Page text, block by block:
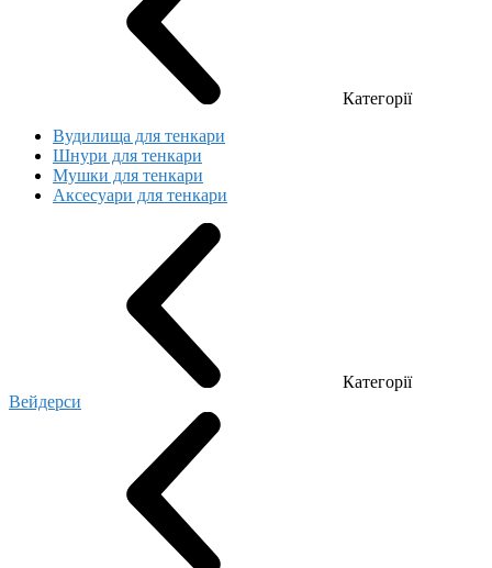
Категорії
Вудилища для тенкари
Шнури для тенкари
Мушки для тенкари
Аксесуари для тенкари
Категорії
Вейдерси